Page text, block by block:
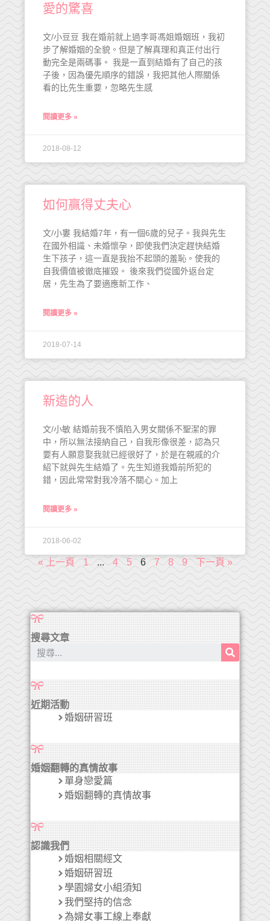
愛的驚喜
文/小豆豆 我在婚前就上過李哥馮姐婚姻班，我初
步了解婚姻的全貌。但是了解真理和真正付出行
動完全是兩碼事。 我是一直到結婚有了自己的孩
子後，因為優先順序的錯誤，我把其他人際關係
看的比先生重要，忽略先生感
閱讀更多 »
2018-08-12
如何贏得丈夫心
文/小婁 我結婚7年，有一個6歲的兒子。我與先生
在國外相識、未婚懷孕，即使我們決定趕快結婚
生下孩子，這一直是我抬不起頭的羞恥。使我的
自我價值被徹底摧毀。 後來我們從國外返台定
居，先生為了要適應新工作、
閱讀更多 »
2018-07-14
新造的人
文/小敏 結婚前我不慎陷入男女關係不聖潔的罪
中，所以無法接納自己，自我形像很差，認為只
要有人願意娶我就已經很好了，於是在親戚的介
紹下就與先生結婚了。先生知道我婚前所犯的
錯，因此常常對我冷落不關心。加上
閱讀更多 »
2018-06-02
« 上一頁 1 ... 4 5 6 7 8 9 下一頁 »
搜尋文章
近期活動
婚姻研習班
婚姻翻轉的真情故事
單身戀愛篇
婚姻翻轉的真情故事
認識我們
婚姻相關經文
婚姻研習班
學園婦女小組須知
我們堅持的信念
為婦女事工線上奉獻